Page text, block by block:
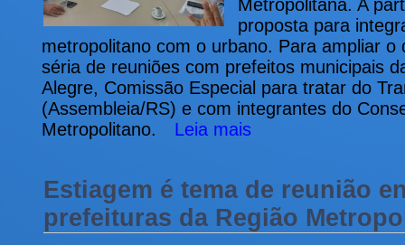
Metropolitana. A
proposta para
metropolitano com o urbano. Para ampliar
séria de reuniões com prefeitos municipais
Alegre, Comissão Especial para tratar do
(Assembleia/RS) e com integrantes do
Metropolitano.
Leia mais
Estiagem é tema de reunião
prefeituras da Região